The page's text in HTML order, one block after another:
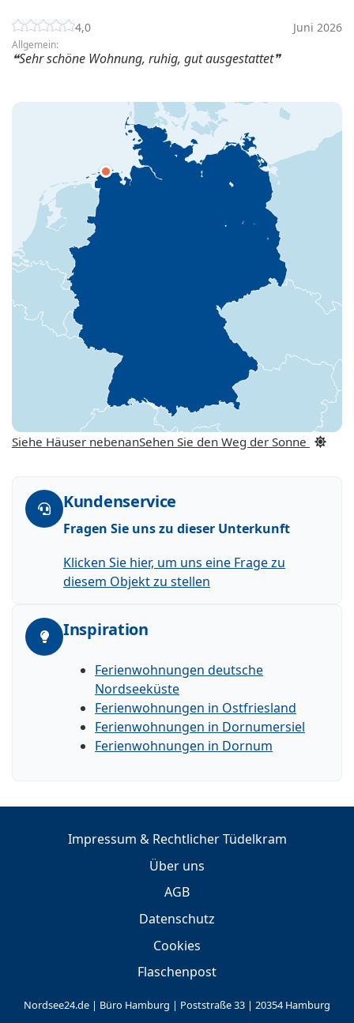
4,0 Juni 2026
Allgemein:
Sehr schöne Wohnung, ruhig, gut ausgestattet
Siehe Häuser nebenanSehen Sie den Weg der Sonne
Kundenservice
Fragen Sie uns zu dieser Unterkunft
Klicken Sie hier, um uns eine Frage zu
diesem Objekt zu stellen
Inspiration
Ferienwohnungen deutsche
Nordseeküste
Ferienwohnungen in Ostfriesland
Ferienwohnungen in Dornumersiel
Ferienwohnungen in Dornum
Impressum & Rechtlicher Tüdelkram
Über uns
AGB
Datenschutz
Cookies
Flaschenpost
Nordsee24.de | Büro Hamburg | Poststraße 33 | 20354 Hamburg